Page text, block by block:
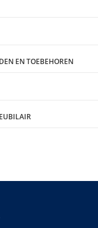
EN TOEBEHOREN